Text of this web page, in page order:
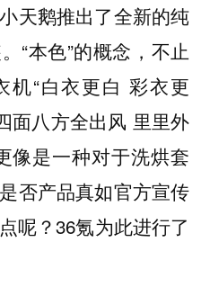
天鹅推出了全新的纯
“本色”的概念，不止
机“白衣更白 彩衣更
面八方全出风 里里外
像是一种对于洗烘套
否产品真如官方宣传
呢？36氪为此进行了